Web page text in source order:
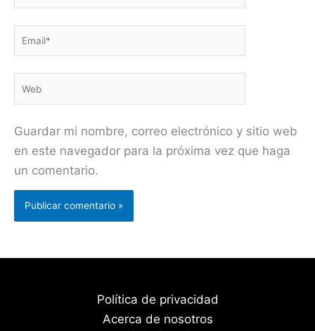
Email*
Web
Guardar mi nombre, correo electrónico y sitio web
en este navegador para la próxima vez que haga
un comentario.
Política de privacidad
Acerca de nosotros